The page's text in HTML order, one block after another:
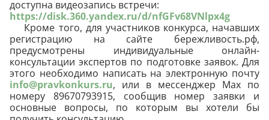
доступна видеозапись встречи:
https://disk.360.yandex.ru/d/nfGFv68VNlpx4g
Кроме того, для участников конкурса, начавших
регистрацию на сайте бережливость.рф,
предусмотрены индивидуальные онлайн-
консультации экспертов по подготовке заявок. Для
этого необходимо написать на электронную почту
info@pravkonkurs.ru, или в мессенджер Max по
номеру 89670793915, сообщив номер заявки и
основные вопросы, по которым вы хотели бы